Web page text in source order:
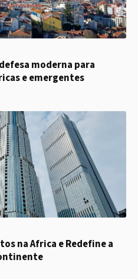
moderna para
e emergentes
na Africa e Redefine a